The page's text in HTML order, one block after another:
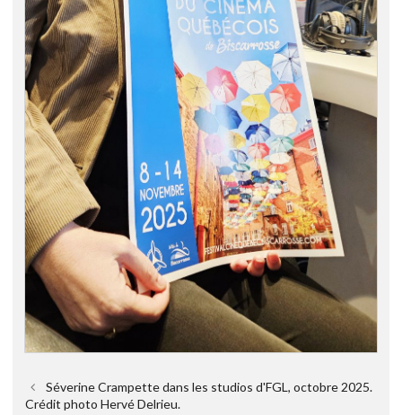
Séverine Crampette dans les studios d'FGL, octobre 2025.
Crédit photo Hervé Delrieu.